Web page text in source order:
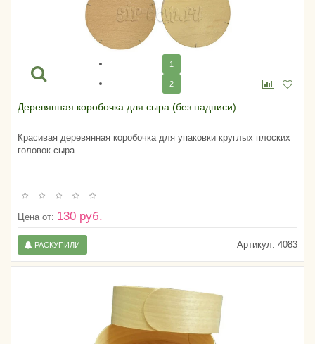
1
2
Деревянная коробочка для сыра (без надписи)
Красивая деревянная коробочка для упаковки круглых плоских
головок сыра.
Цена от: 130 руб.
Артикул: 4083
РАСКУПИЛИ